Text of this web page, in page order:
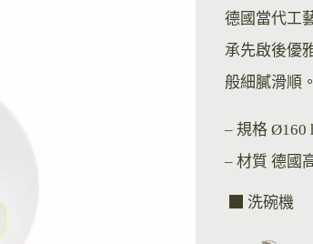
德國當代工
承先啟後優
般細膩滑順。
– 規格 Ø160
– 材質 德國
洗碗機